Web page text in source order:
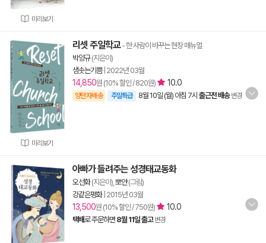
미리보기
미리보기
리셋 주일학교- 한 사람이 바꾸는 현장 매뉴얼
박양규(지은이)
샘솟는기쁨| 2022년 03월
14,850원 (10% 할인 / 820원) 10.0
양탄자배송 주말특급 8월 10일 (월) 아침 7시 출근전 배송 변경
아빠가 들려주는 성경태교동화
오선화(지은이), 뽀얀(그림)
강같은평화| 2015년 03월
13,500원 (10% 할인 / 750원) 10.0
택배로 주문하면 8월 11일 출고 변경